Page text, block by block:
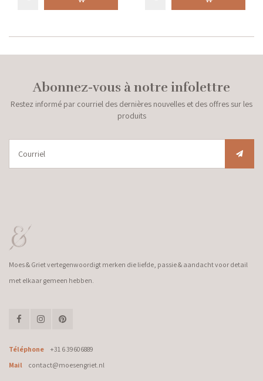
Abonnez-vous à notre infolettre
Restez informé par courriel des dernières nouvelles et des offres sur les
produits
Moes & Griet vertegenwoordigt merken die liefde, passie & aandacht voor detail
met elkaar gemeen hebben.
Téléphone
+31 6 39606889
Mail
contact@moesengriet.nl